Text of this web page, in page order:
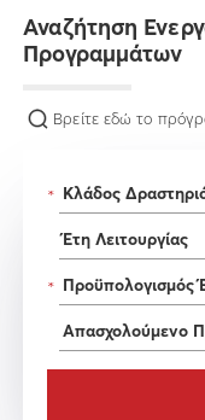
Αναζήτηση
Προγραμμάτων
Βρείτε εδώ το
*
*